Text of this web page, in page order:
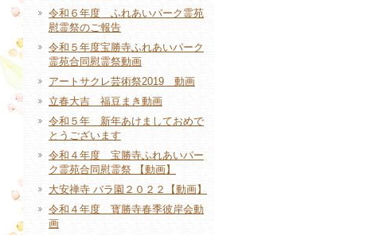
令和６年度 ふれあいパーク霊苑
慰霊祭のご報告
令和５年度宝勝寺ふれあいパーク
霊苑合同慰霊祭動画
アートサクレ芸術祭2019 動画
立春大吉 福豆まき動画
令和５年 新年あけましておめで
とうございます
令和４年度 宝勝寺ふれあいパー
ク霊苑合同慰霊祭 【動画】
大安禅寺 バラ園２０２２【動画】
令和４年度 寳勝寺春季彼岸会動
画